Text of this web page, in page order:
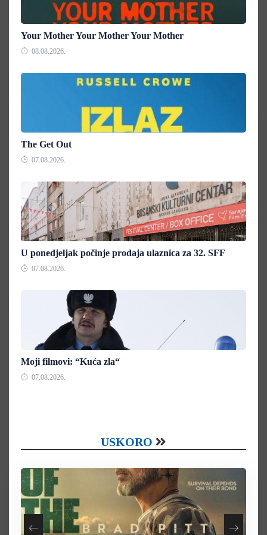
Your Mother Your Mother Your Mother
08.08.2026.
The Get Out
07.08.2026.
U ponedjeljak počinje prodaja ulaznica za 32. SFF
07.08.2026.
Moji filmovi: “Kuća zla“
07.08.2026.
USKORO